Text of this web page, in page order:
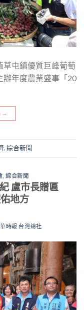
屯鎮優質巨峰葡萄
辦年度農業盛事「20
→
,綜合新聞
,綜合新聞
盧市長贈匾
地方
時報 台灣總社